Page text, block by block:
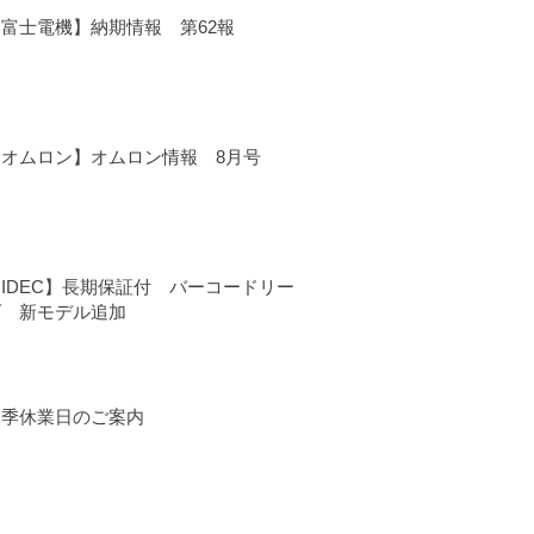
士電機】納期情報 第62報
ムロン】オムロン情報 8月号
】長期保証付 バーコードリー
新モデル追加
休業日のご案内